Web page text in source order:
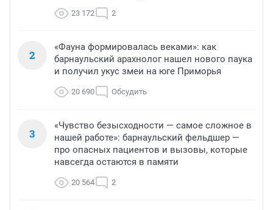
23 172 2
2
«Фауна формировалась веками»: как
барнаульский арахнолог нашел нового паука
и получил укус змеи на юге Приморья
20 690 Обсудить
3
«Чувство безысходности — самое сложное в
нашей работе»: барнаульский фельдшер —
про опасных пациентов и вызовы, которые
навсегда остаются в памяти
20 564 2